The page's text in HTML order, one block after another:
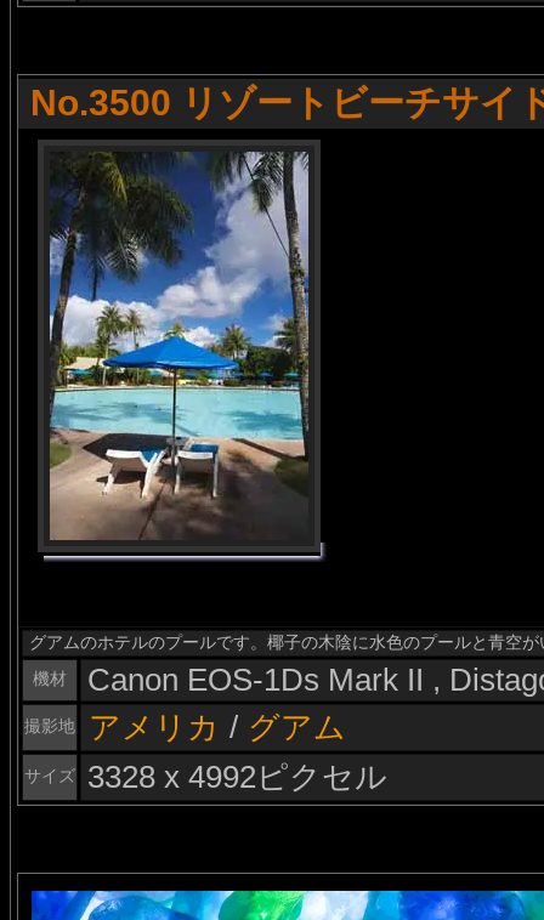
No.3500 リゾートビーチサイ
グアムのホテルのプールです。椰子の木陰に水色のプールと青空
機材
Canon EOS-1Ds Mark II ,
撮影地 アメリカ / グアム
サイズ 3328 x 4992ピクセル